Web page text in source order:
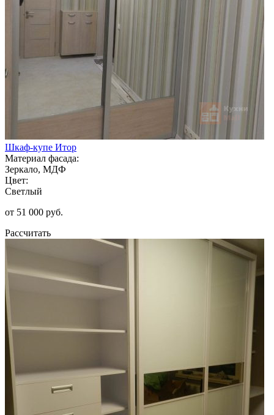
Шкаф-купе Итор
Материал фасада:
Зеркало, МДФ
Цвет:
Светлый
от 51 000 руб.
Рассчитать